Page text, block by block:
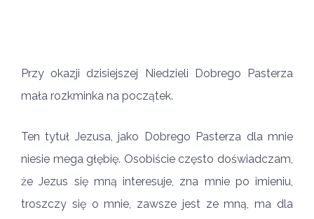
Przy okazji dzisiejszej Niedzieli Dobrego Pasterza
mała rozkminka na początek.
Ten tytuł Jezusa, jako Dobrego Pasterza dla mnie
niesie mega głębię. Osobiście często doświadczam,
że Jezus się mną interesuje, zna mnie po imieniu,
troszczy się o mnie, zawsze jest ze mną, ma dla